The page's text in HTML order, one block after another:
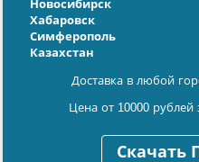
Новосибирск
Хабаровск
Симферополь
Казахстан
Доставка в любой
Цена от 10000 рублей
Скачать